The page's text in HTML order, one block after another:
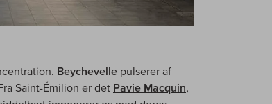
Beychevelle pulserer af
Saint-Émilion er det Pavie Macquin,